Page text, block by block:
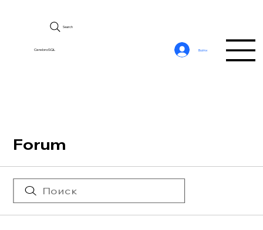
CerebroSQL
Search
Войти
Forum